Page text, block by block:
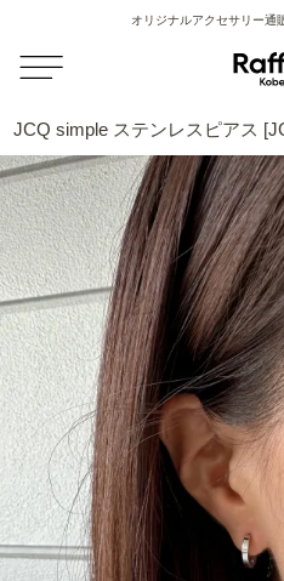
オリジナルアクセサリー通
JCQ simple ステンレスピアス